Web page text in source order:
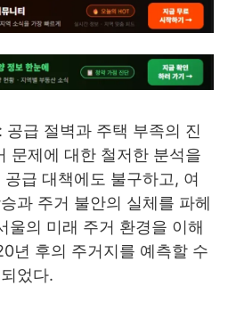
급 절벽과 주택 부족의 진
문제에 대한 철저한 분석을
급 대책에도 불구하고, 여
과 주거 불안의 실체를 파헤
울의 미래 주거 환경을 이해
년 후의 주거지를 예측할 수
었다.